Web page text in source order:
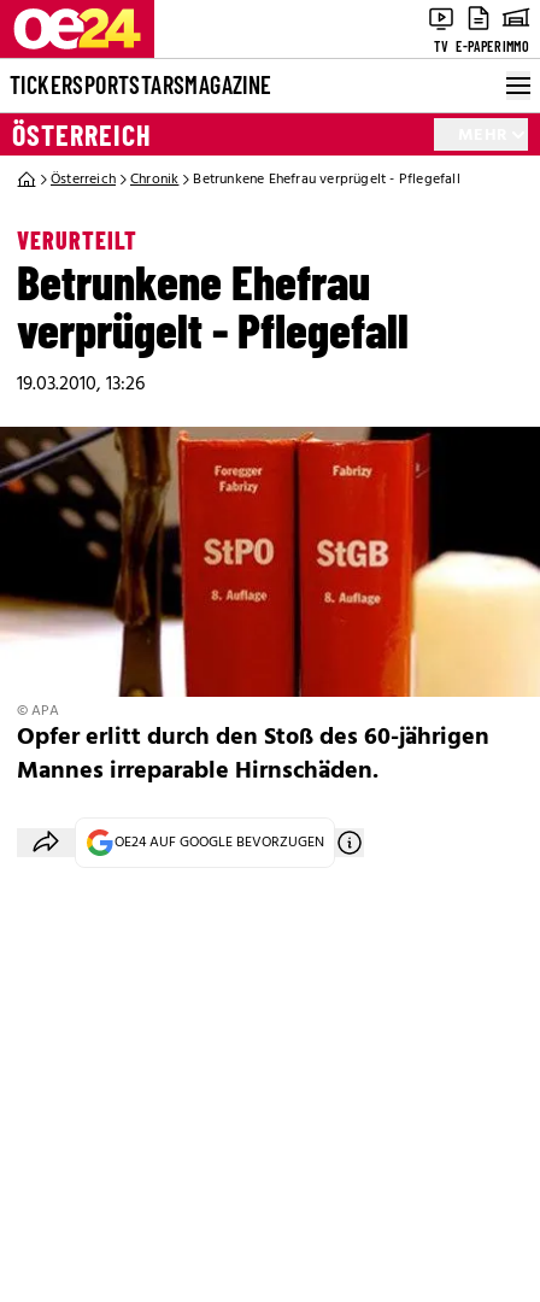
TV E-PAPERIMMO
TICKERSPORTSTARSMAGAZINE
ÖSTERREICH
Österreich Chronik Betrunkene Ehefrau verprügelt - Pflegefall
VERURTEILT
Betrunkene Ehefrau
verprügelt - Pflegefall
19.03.2010, 13:26
© APA
Opfer erlitt durch den Stoß des 60-jährigen
Mannes irreparable Hirnschäden.
OE24 AUF GOOGLE BEVORZUGEN